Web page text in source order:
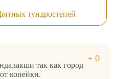
тундростепей
так как город
копейки.